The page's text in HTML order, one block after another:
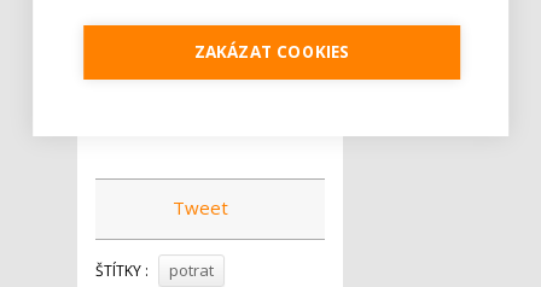
se však potrat opakuje,
rozhodně doporučujeme
Tweet
ŠTÍTKY :
potrat
ZAKÁZAT COOKIES